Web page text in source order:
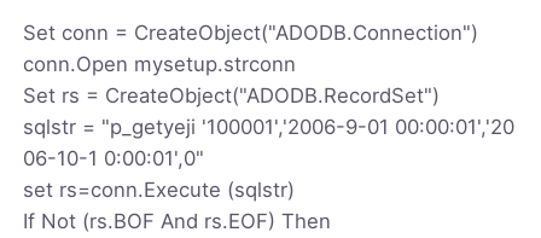
Set conn = CreateObject("ADODB.Connection")
conn.Open mysetup.strconn
Set rs = CreateObject("ADODB.RecordSet")
sqlstr = "p_getyeji '100001','2006-9-01 00:00:01','20
06-10-1 0:00:01',0"
set rs=conn.Execute (sqlstr)
If Not (rs.BOF And rs.EOF) Then